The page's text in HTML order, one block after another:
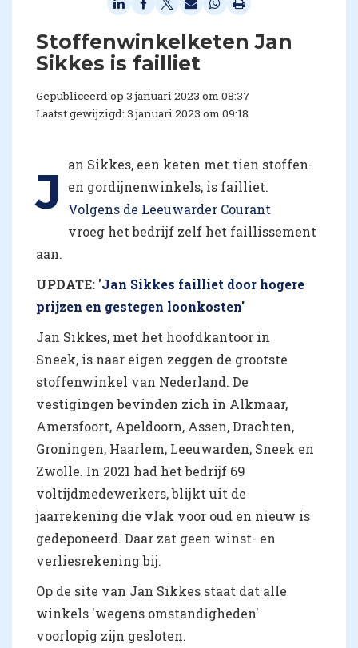
Stoffenwinkelketen Jan
Sikkes is failliet
Gepubliceerd op 3 januari 2023 om 08:37
Laatst gewijzigd: 3 januari 2023 om 09:18
J
an Sikkes, een keten met tien stoffen-
en gordijnenwinkels, is failliet.
Volgens de Leeuwarder Courant
vroeg het bedrijf zelf het faillissement
aan.
UPDATE: 'Jan Sikkes failliet door hogere
prijzen en gestegen loonkosten'
Jan Sikkes, met het hoofdkantoor in
Sneek, is naar eigen zeggen de grootste
stoffenwinkel van Nederland. De
vestigingen bevinden zich in Alkmaar,
Amersfoort, Apeldoorn, Assen, Drachten,
Groningen, Haarlem, Leeuwarden, Sneek en
Zwolle. In 2021 had het bedrijf 69
voltijdmedewerkers, blijkt uit de
jaarrekening die vlak voor oud en nieuw is
gedeponeerd. Daar zat geen winst- en
verliesrekening bij.
Op de site van Jan Sikkes staat dat alle
winkels 'wegens omstandigheden'
voorlopig zijn gesloten.